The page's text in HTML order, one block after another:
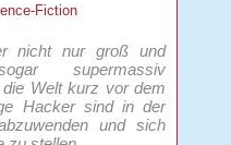
Fiction
nicht nur groß und
supermassiv
Welt kurz vor dem
Hacker sind in der
und sich